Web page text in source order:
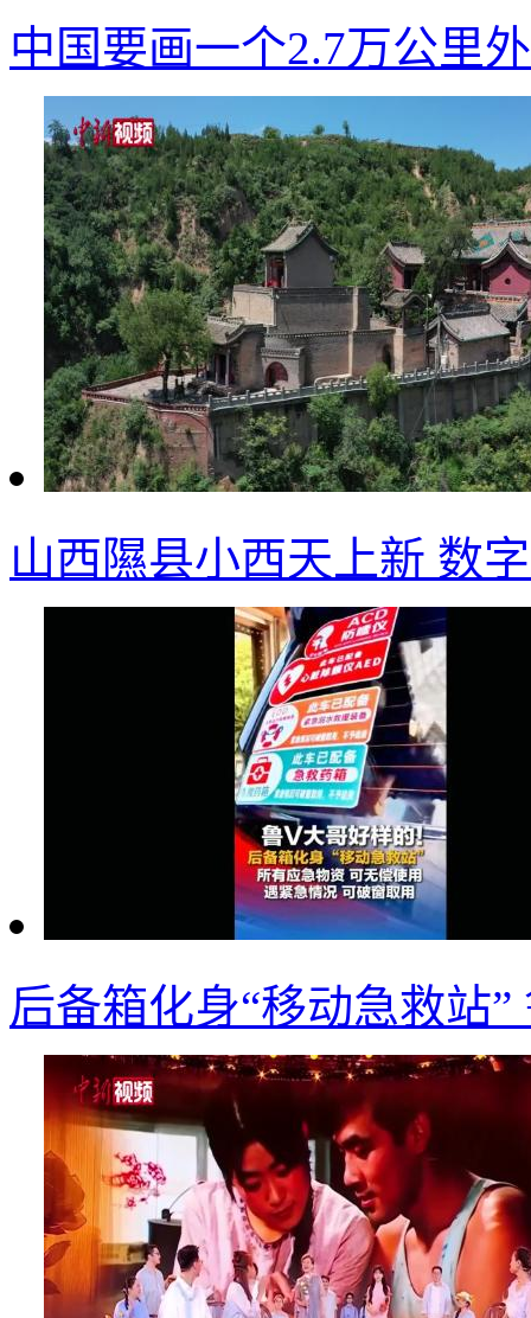
中国要画一个2.7万公里
山西隰县小西天上新 数
后备箱化身“移动急救站